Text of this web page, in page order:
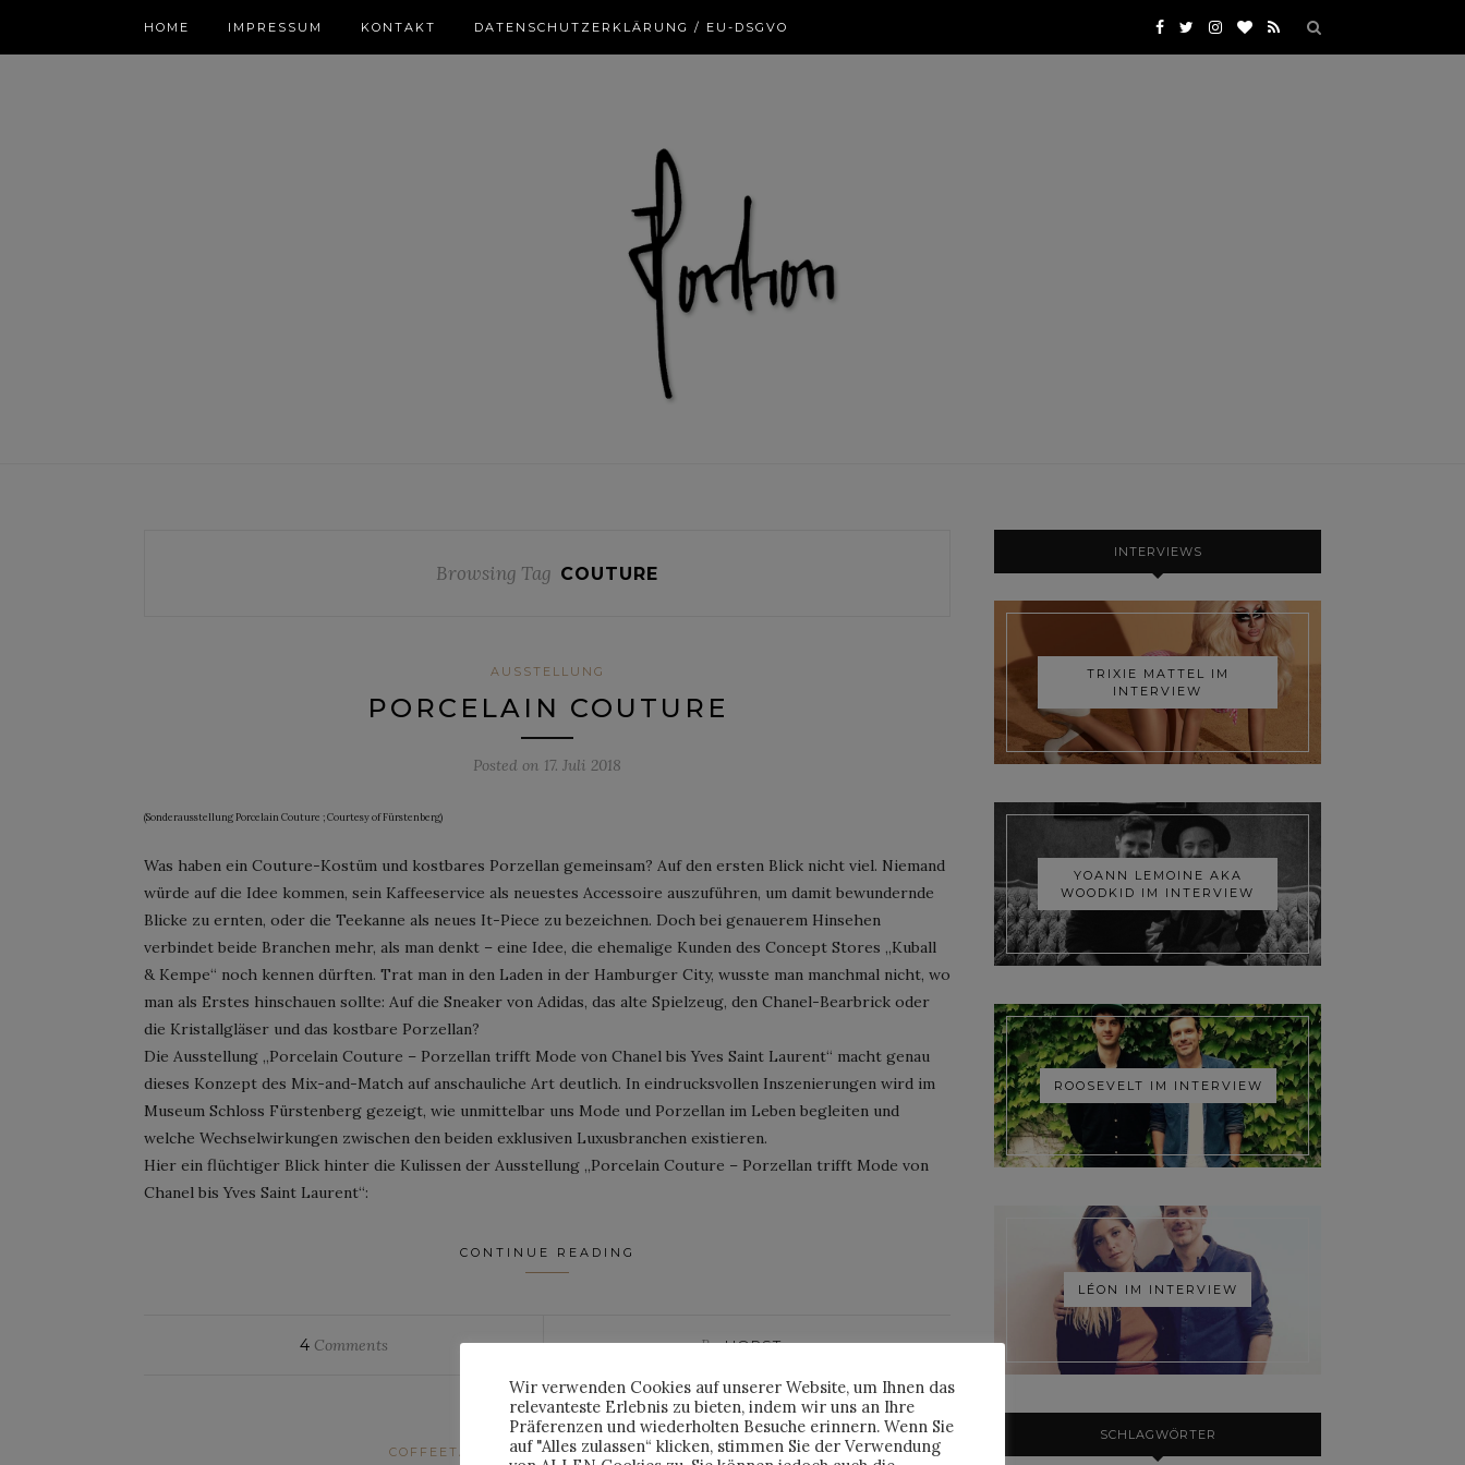
HOME IMPRESSUM KONTAKT DATENSCHUTZERKLÄRUNG / EU-DSGVO
Browsing Tag COUTURE
AUSSTELLUNG
PORCELAIN COUTURE
Posted on 17. Juli 2018
(Sonderausstellung Porcelain Couture ; Courtesy of Fürstenberg)
Was haben ein Couture-Kostüm und kostbares Porzellan gemeinsam? Auf den ersten Blick nicht viel. Niemand
würde auf die Idee kommen, sein Kaffeeservice als neuestes Accessoire auszuführen, um damit bewundernde
Blicke zu ernten, oder die Teekanne als neues It-Piece zu bezeichnen. Doch bei genauerem Hinsehen
verbindet beide Branchen mehr, als man denkt – eine Idee, die ehemalige Kunden des Concept Stores „Kuball
& Kempe“ noch kennen dürften. Trat man in den Laden in der Hamburger City, wusste man manchmal nicht, wo
man als Erstes hinschauen sollte: Auf die Sneaker von Adidas, das alte Spielzeug, den Chanel-Bearbrick oder
die Kristallgläser und das kostbare Porzellan?
Die Ausstellung „Porcelain Couture – Porzellan trifft Mode von Chanel bis Yves Saint Laurent“ macht genau
dieses Konzept des Mix-and-Match auf anschauliche Art deutlich. In eindrucksvollen Inszenierungen wird im
Museum Schloss Fürstenberg gezeigt, wie unmittelbar uns Mode und Porzellan im Leben begleiten und
welche Wechselwirkungen zwischen den beiden exklusiven Luxusbranchen existieren.
Hier ein flüchtiger Blick hinter die Kulissen der Ausstellung „Porcelain Couture – Porzellan trifft Mode von
Chanel bis Yves Saint Laurent“:
CONTINUE READING
4Comments By HORST
COFFEETABLE BOOKS HAUTE COUTURE
INTERVIEWS
TRIXIE MATTEL IM
INTERVIEW
YOANN LEMOINE AKA
WOODKID IM INTERVIEW
ROOSEVELT IM INTERVIEW
LÉON IM INTERVIEW
SCHLAGWÖRTER
Wir verwenden Cookies auf unserer Website, um Ihnen das
relevanteste Erlebnis zu bieten, indem wir uns an Ihre
Präferenzen und wiederholten Besuche erinnern. Wenn Sie
auf "Alles zulassen“ klicken, stimmen Sie der Verwendung